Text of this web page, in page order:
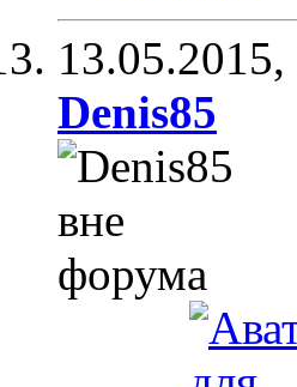
13.05.2015,
Denis85